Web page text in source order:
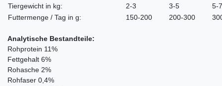
Tiergewicht in kg:
2-3 3-5
5-7
Futtermenge / Tag in g:
150-200 200-300
Analytische Bestandteile:
Rohprotein 11%
Fettgehalt 6%
Rohasche 2%
Rohfaser 0,4%